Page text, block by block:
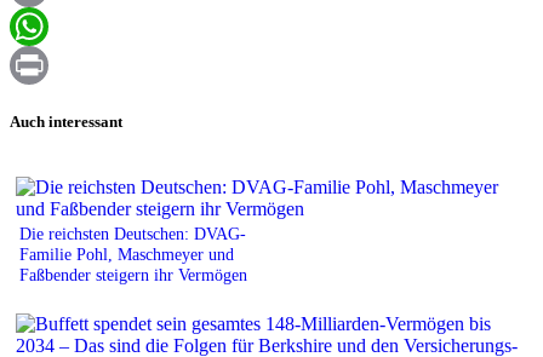
Email
WhatsApp
Auch interessant
Die reichsten Deutschen: DVAG-
Familie Pohl, Maschmeyer und
Faßbender steigern ihr Vermögen